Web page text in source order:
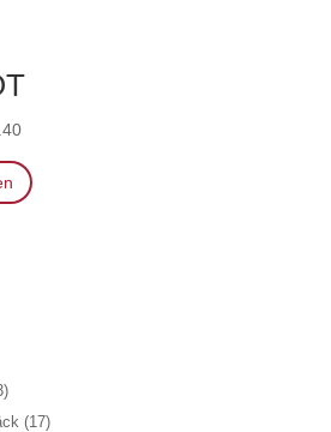
Produkt
der
(17)